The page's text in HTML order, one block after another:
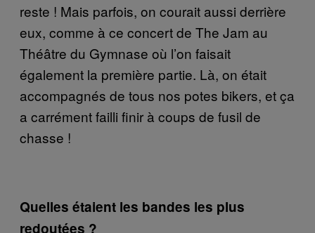
reste ! Mais parfois, on courait aussi derrière
eux, comme à ce concert de The Jam au
Théâtre du Gymnase où l’on faisait
également la première partie. Là, on était
accompagnés de tous nos potes bikers, et ça
a carrément failli finir à coups de fusil de
chasse !
Quelles étaient les bandes les plus
redoutées ?